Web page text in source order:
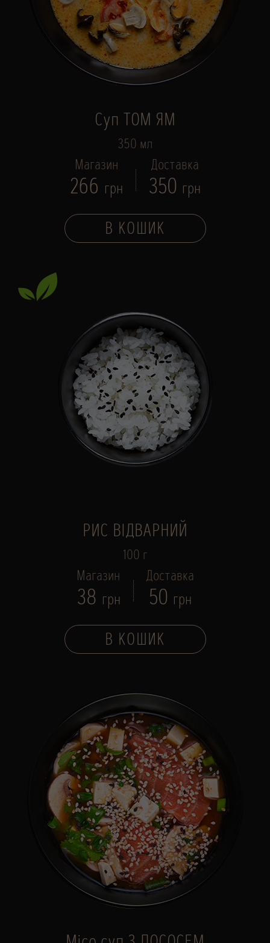
Суп ТОМ ЯМ
350 мл
Магазин
266 грн
Доставка
350 грн
В КОШИК
РИС ВІДВАРНИЙ
100 г
Магазин
38 грн
Доставка
50 грн
В КОШИК